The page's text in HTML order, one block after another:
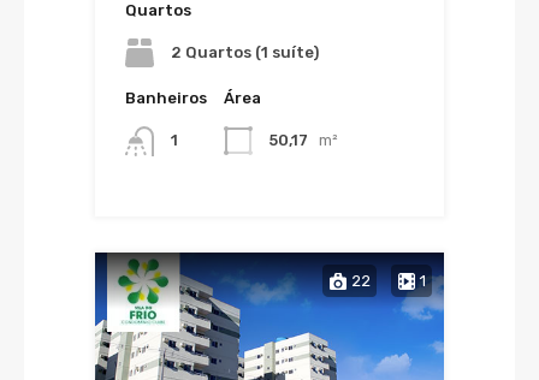
Quartos
2 Quartos (1 suíte)
Banheiros
1
Área
50,17 m²
22 1